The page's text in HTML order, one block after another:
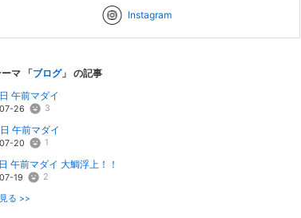
Instagram
マ 「ブログ」 の記事
午前マダイ
26 3
午前マダイ
20 1
午前マダイ 大鯛浮上！！
19 2
る >>